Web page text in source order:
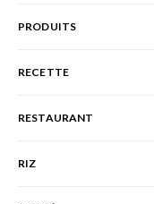
PRODUITS
RECETTE
RESTAURANT
RIZ